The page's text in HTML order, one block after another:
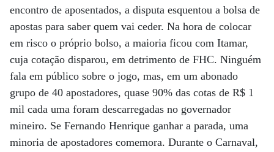
encontro de aposentados, a disputa esquentou a bolsa de
apostas para saber quem vai ceder. Na hora de colocar
em risco o próprio bolso, a maioria ficou com Itamar,
cuja cotação disparou, em detrimento de FHC. Ninguém
fala em público sobre o jogo, mas, em um abonado
grupo de 40 apostadores, quase 90% das cotas de R$ 1
mil cada uma foram descarregadas no governador
mineiro. Se Fernando Henrique ganhar a parada, uma
minoria de apostadores comemora. Durante o Carnaval,